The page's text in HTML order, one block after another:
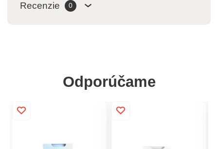
Recenzie 0
Odporúčame